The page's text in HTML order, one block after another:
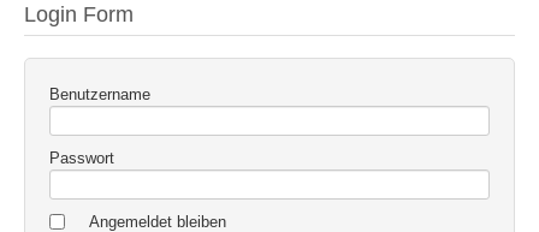
Login Form
Benutzername
Passwort
Angemeldet bleiben